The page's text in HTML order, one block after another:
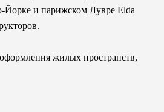
Йорке и парижском Лувре Elda
жилых пространств,